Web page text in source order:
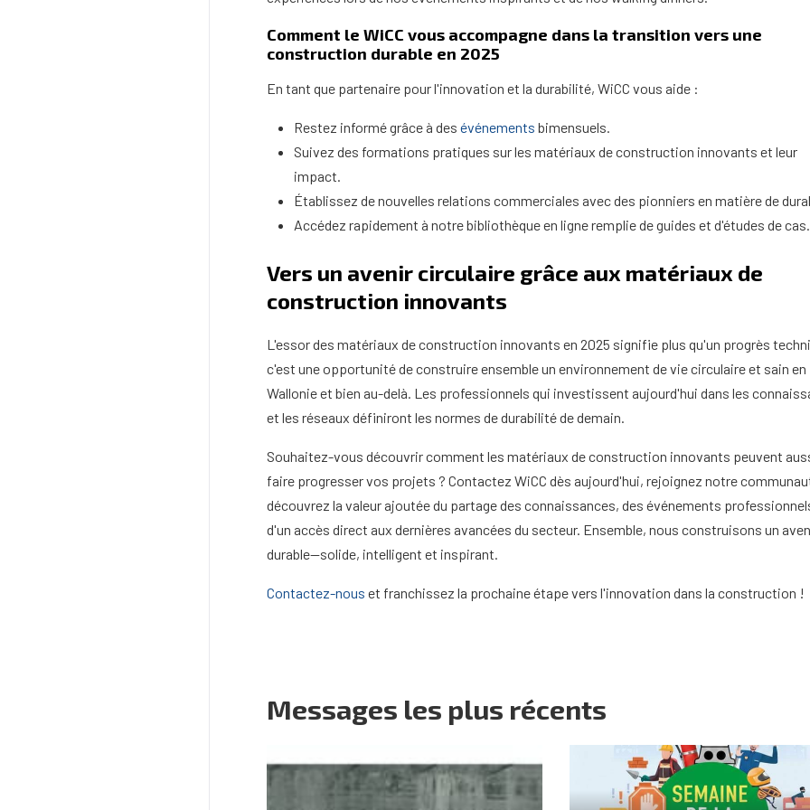
Comment le WiCC vous accompagne dans la transition vers une
construction durable en 2025
En tant que partenaire pour l'innovation et la durabilité, WiCC vous aide :
Restez informé grâce à des événements bimensuels.
Suivez des formations pratiques sur les matériaux de construction innovants et leur
impact.
Établissez de nouvelles relations commerciales avec des pionniers en matière de
Accédez rapidement à notre bibliothèque en ligne remplie de guides et d'études de cas.
Vers un avenir circulaire grâce aux matériaux de
construction innovants
L'essor des matériaux de construction innovants en 2025 signifie plus qu'un progrès
c'est une opportunité de construire ensemble un environnement de vie circulaire et sain en
Wallonie et bien au-delà. Les professionnels qui investissent aujourd'hui dans les
et les réseaux définiront les normes de durabilité de demain.
Souhaitez-vous découvrir comment les matériaux de construction innovants peuvent
faire progresser vos projets ? Contactez WiCC dès aujourd'hui, rejoignez notre
découvrez la valeur ajoutée du partage des connaissances, des événements
d'un accès direct aux dernières avancées du secteur. Ensemble, nous construisons un
durable—solide, intelligent et inspirant.
Contactez-nous et franchissez la prochaine étape vers l'innovation dans la construction !
Messages les plus récents